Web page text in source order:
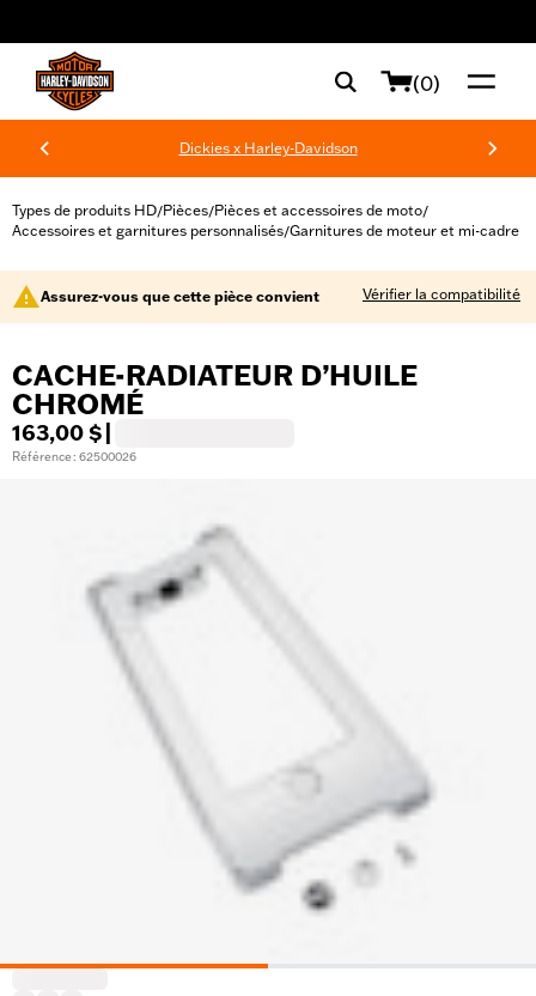
(0)
Dickies x Harley-Davidson
Types de produits HD/Pièces/Pièces et accessoires de moto/
Accessoires et garnitures personnalisés/Garnitures de moteur et mi-cadre
Assurez-vous que cette pièce convient Vérifier la compatibilité
CACHE-RADIATEUR D’HUILE
CHROMÉ
163,00 $
Référence : 62500026